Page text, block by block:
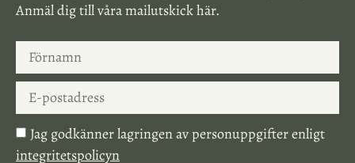
Anmäl dig till våra mailutskick här.
Jag godkänner lagringen av personuppgifter enligt
integritetspolicyn